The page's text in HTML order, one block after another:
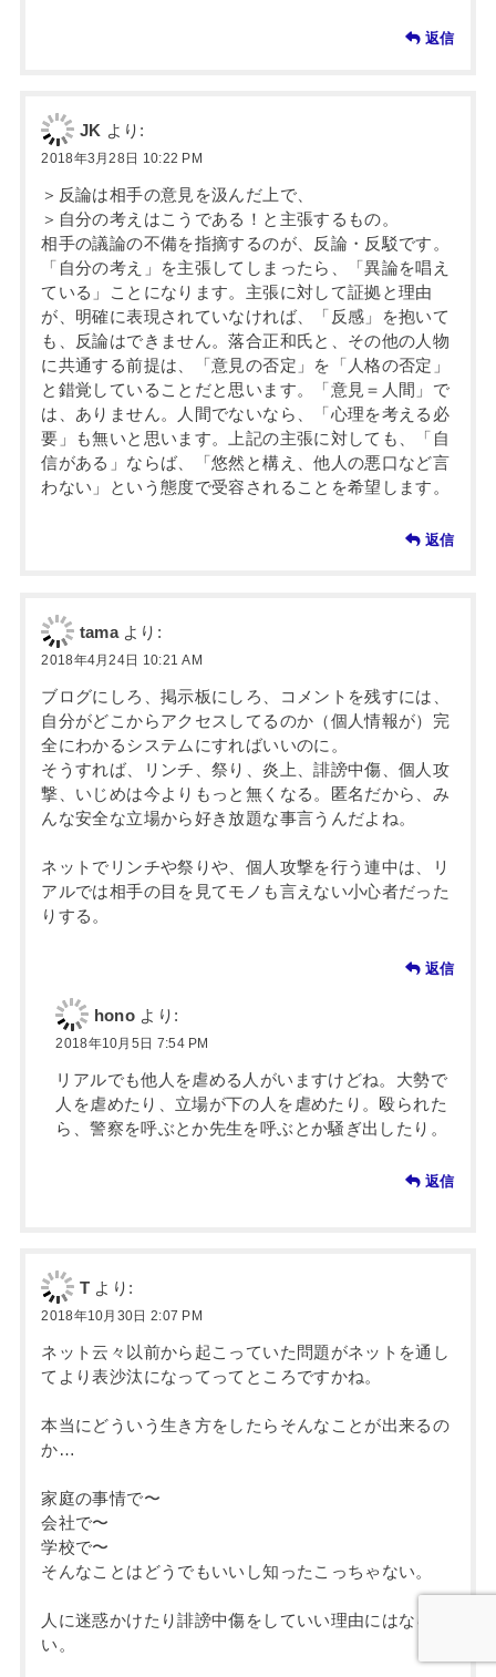
返信
JK より:
2018年3月28日 10:22 PM
＞反論は相手の意見を汲んだ上で、
＞自分の考えはこうである！と主張するもの。
相手の議論の不備を指摘するのが、反論・反駁です。
「自分の考え」を主張してしまったら、「異論を唱え
ている」ことになります。主張に対して証拠と理由
が、明確に表現されていなければ、「反感」を抱いて
も、反論はできません。落合正和氏と、その他の人物
に共通する前提は、「意見の否定」を「人格の否定」
と錯覚していることだと思います。「意見＝人間」で
は、ありません。人間でないなら、「心理を考える必
要」も無いと思います。上記の主張に対しても、「自
信がある」ならば、「悠然と構え、他人の悪口など言
わない」という態度で受容されることを希望します。
返信
tama より:
2018年4月24日 10:21 AM
ブログにしろ、掲示板にしろ、コメントを残すには、
自分がどこからアクセスしてるのか（個人情報が）完
全にわかるシステムにすればいいのに。
そうすれば、リンチ、祭り、炎上、誹謗中傷、個人攻
撃、いじめは今よりもっと無くなる。匿名だから、み
んな安全な立場から好き放題な事言うんだよね。
ネットでリンチや祭りや、個人攻撃を行う連中は、リ
アルでは相手の目を見てモノも言えない小心者だった
りする。
返信
hono より:
2018年10月5日 7:54 PM
リアルでも他人を虐める人がいますけどね。大勢で
人を虐めたり、立場が下の人を虐めたり。殴られた
ら、警察を呼ぶとか先生を呼ぶとか騒ぎ出したり。
返信
T より:
2018年10月30日 2:07 PM
ネット云々以前から起こっていた問題がネットを通し
てより表沙汰になってってところですかね。
本当にどういう生き方をしたらそんなことが出来るの
か…
家庭の事情で〜
会社で〜
学校で〜
そんなことはどうでもいいし知ったこっちゃない。
人に迷惑かけたり誹謗中傷をしていい理由にはならな
い。